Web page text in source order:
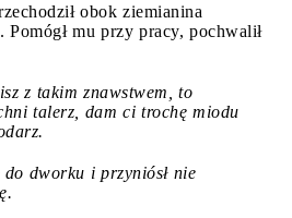
obok ziemianina
mu przy pracy, pochwalił
z takim znawstwem, to
talerz, dam ci trochę miodu
do dworku i przyniósł nie